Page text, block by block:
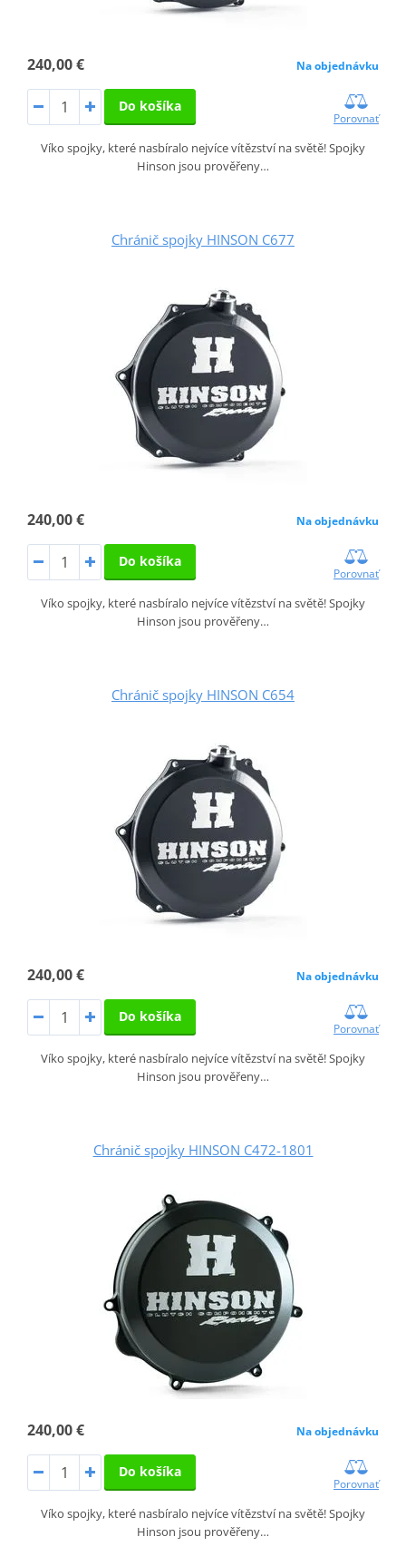
240,00 € Na objednávku
Do košíka
Porovnať
Víko spojky, které nasbíralo nejvíce vítězství na světě! Spojky
Hinson jsou prověřeny…
Chránič spojky HINSON C677
240,00 € Na objednávku
Do košíka
Porovnať
Víko spojky, které nasbíralo nejvíce vítězství na světě! Spojky
Hinson jsou prověřeny…
Chránič spojky HINSON C654
240,00 € Na objednávku
Do košíka
Porovnať
Víko spojky, které nasbíralo nejvíce vítězství na světě! Spojky
Hinson jsou prověřeny…
Chránič spojky HINSON C472-1801
240,00 € Na objednávku
Do košíka
Porovnať
Víko spojky, které nasbíralo nejvíce vítězství na světě! Spojky
Hinson jsou prověřeny…